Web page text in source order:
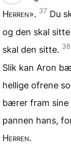
Herren». 37 Du
og den skal
skal den sitte. 38
Slik kan Aron
hellige ofrene
bærer fram sine
pannen hans,
Herren.